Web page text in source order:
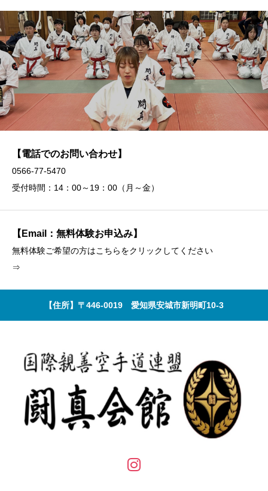
【電話でのお問い合わせ】
0566-77-5470
受付時間：14：00～19：00（月～金）
【Email：無料体験お申込み】
無料体験ご希望の方はこちらをクリックしてください
⇒
【住所】〒446-0019 愛知県安城市新明町10-3